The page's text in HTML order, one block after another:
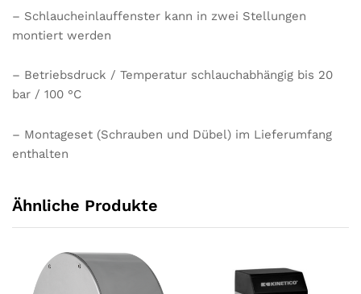
– Schlaucheinlauffenster kann in zwei Stellungen
montiert werden
– Betriebsdruck / Temperatur schlauchabhängig bis 20
bar / 100 °C
– Montageset (Schrauben und Dübel) im Lieferumfang
enthalten
Ähnliche Produkte